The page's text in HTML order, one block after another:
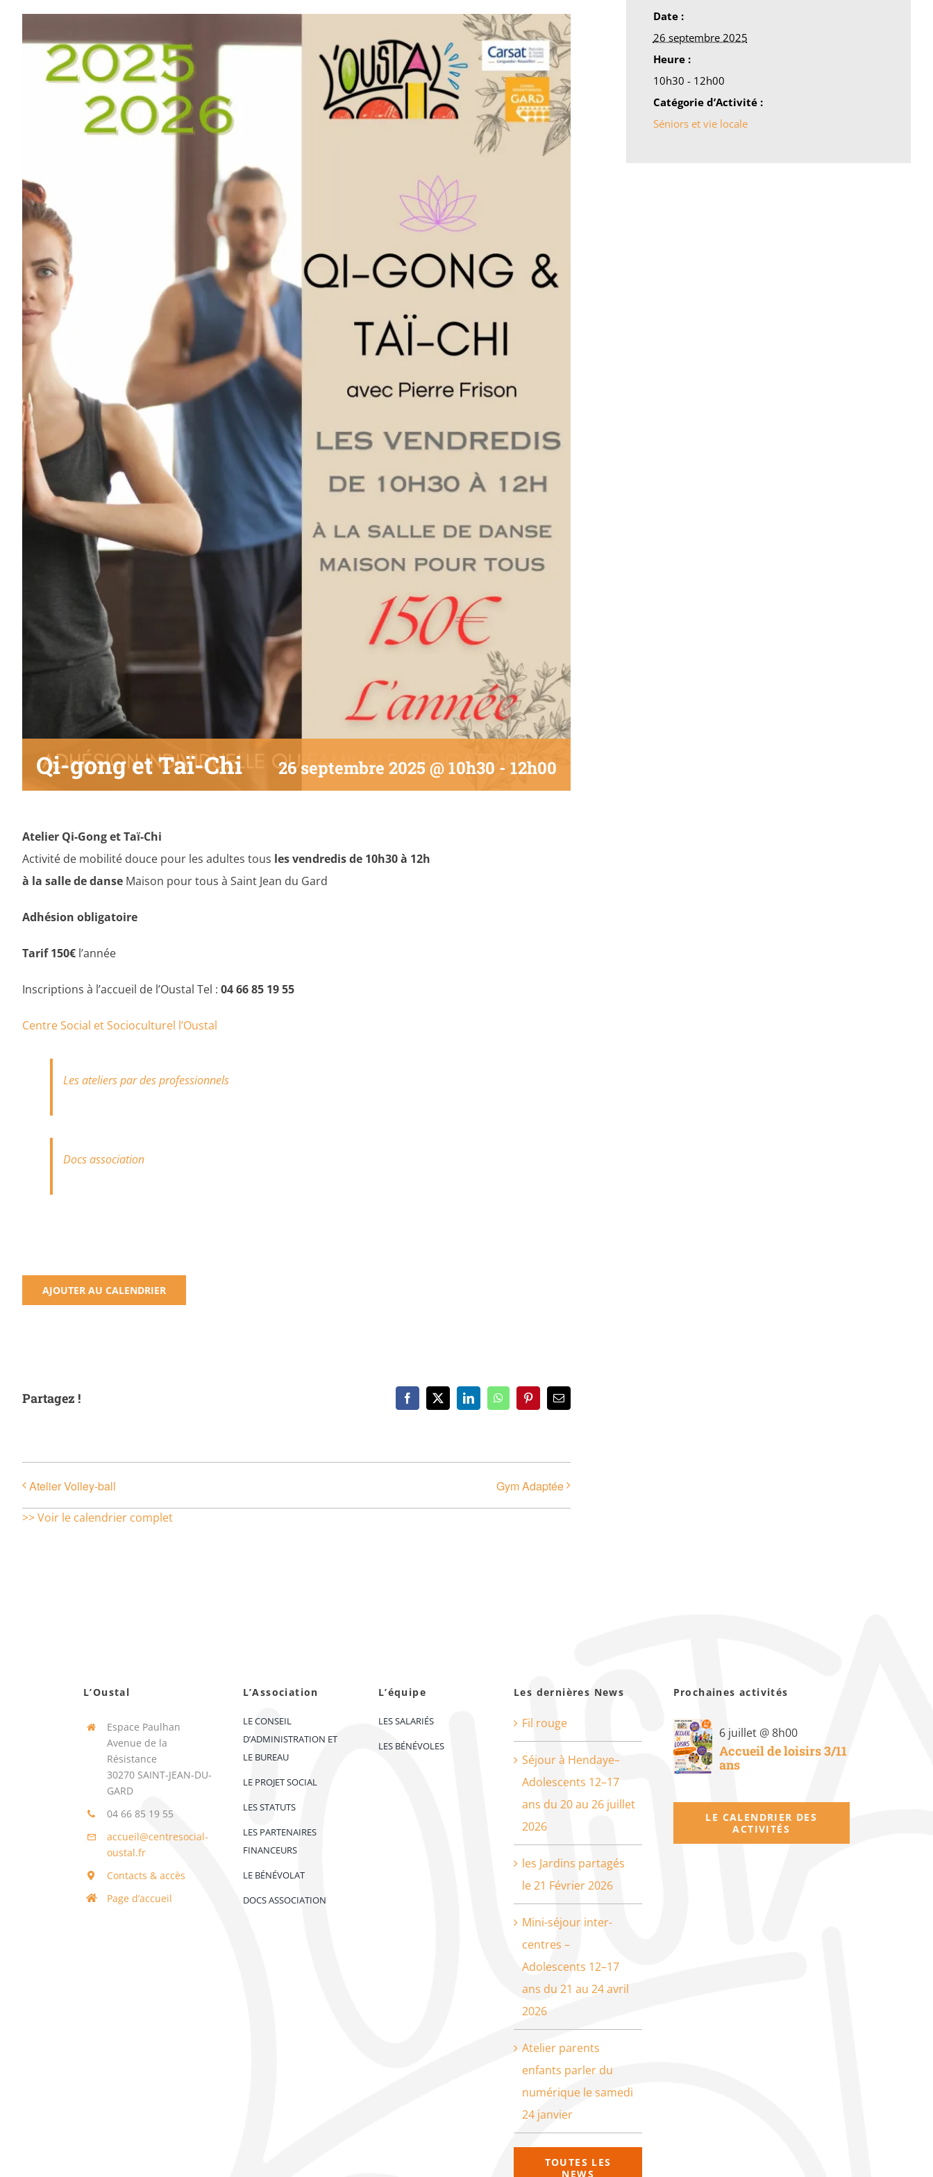
Qi-gong et Taï-Chi 26 septembre 2025 @ 10h30 -12h00
Atelier Qi-Gong et Taï-Chi
Activité de mobilité douce pour les adultes tous les vendredis de 10h30 à 12h
à la salle de danse Maison pour tous à Saint Jean du Gard
Adhésion obligatoire
Tarif 150€ l’année
Inscriptions à l’accueil de l’Oustal Tel : 04 66 85 19 55
Centre Social et Socioculturel l’Oustal
Les ateliers par des professionnels
Docs association
AJOUTER AU CALENDRIER
Partagez ! Facebook
X LinkedInWhatsAppPinterestEmail
Atelier Volley-ball Gym Adaptée
>> Voir le calendrier complet
Date :
26 septembre 2025
Heure :
10h30 - 12h00
Catégorie d’Activité :
Séniors et vie locale
L’Oustal
Espace Paulhan
Avenue de la
Résistance
30270 SAINT-JEAN-DU-
GARD
04 66 85 19 55
accueil@centresocial-
oustal.fr
Contacts & accès
Page d’accueil
L’Association
LE CONSEIL
D’ADMINISTRATION ET
LE BUREAU
LE PROJET SOCIAL
LES STATUTS
LES PARTENAIRES
FINANCEURS
LE BÉNÉVOLAT
DOCS ASSOCIATION
L’équipe
LES SALARIÉS
LES BÉNÉVOLES
Les dernières News
Fil rouge
Séjour à Hendaye–
Adolescents 12–17
ans du 20 au 26 juillet
2026
les Jardins partagés
le 21 Février 2026
Mini-séjour inter-
centres –
Adolescents 12–17
ans du 21 au 24 avril
2026
Atelier parents
enfants parler du
numérique le samedi
24 janvier
TOUTES LES
NEWS
Prochaines activités
6 juillet @ 8h00
Accueil de loisirs 3/11
ans
LE CALENDRIER DES
ACTIVITÉS